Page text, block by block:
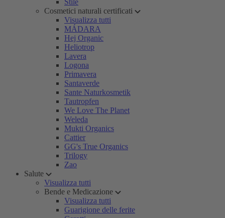
Stile
Cosmetici naturali certificati
Visualizza tutti
MÁDARA
Hej Organic
Heliotrop
Lavera
Logona
Primavera
Santaverde
Sante Naturkosmetik
Tautropfen
We Love The Planet
Weleda
Mukti Organics
Cattier
GG's True Organics
Trilogy
Zao
Salute
Visualizza tutti
Bende e Medicazione
Visualizza tutti
Guarigione delle ferite